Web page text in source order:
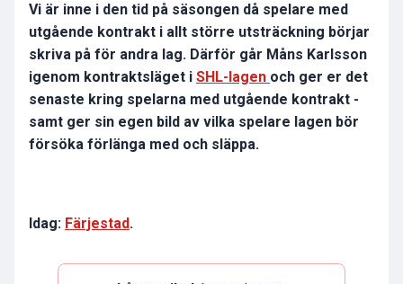
Vi är inne i den tid på säsongen då spelare med
utgående kontrakt i allt större utsträckning börjar
skriva på för andra lag. Därför går Måns Karlsson
igenom kontraktsläget i SHL-lagen och ger er det
senaste kring spelarna med utgående kontrakt -
samt ger sin egen bild av vilka spelare lagen bör
försöka förlänga med och släppa.
Idag: Färjestad.